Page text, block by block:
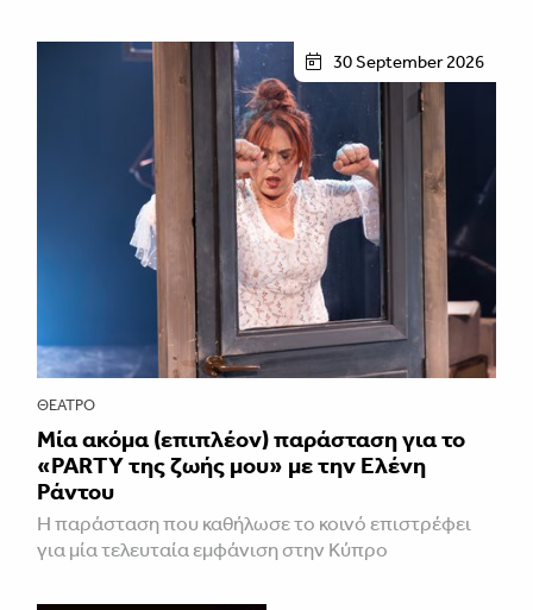
30 September 2026
ΘΈΑΤΡΟ
Μία ακόμα (επιπλέον) παράσταση για το
«PARTY της ζωής μου» με την Ελένη
Ράντου
Η παράσταση που καθήλωσε το κοινό επιστρέφει
για μία τελευταία εμφάνιση στην Κύπρο